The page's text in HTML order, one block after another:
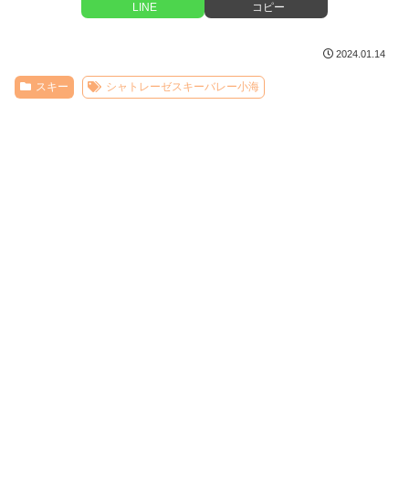
LINE コピー
2024.01.14
スキー シャトレーゼスキーバレー小海